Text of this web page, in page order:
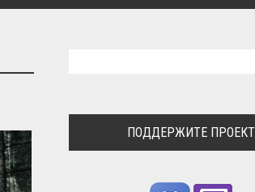
ПОДДЕРЖИТЕ ПРОЕКТ